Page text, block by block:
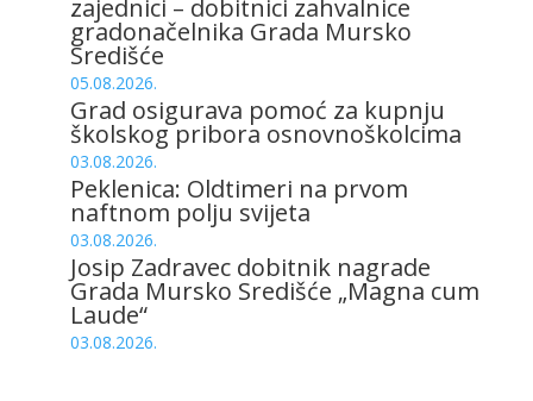
zajednici – dobitnici zahvalnice
gradonačelnika Grada Mursko
Središće
05.08.2026.
Grad osigurava pomoć za kupnju
školskog pribora osnovnoškolcima
03.08.2026.
Peklenica: Oldtimeri na prvom
naftnom polju svijeta
03.08.2026.
Josip Zadravec dobitnik nagrade
Grada Mursko Središće „Magna cum
Laude“
03.08.2026.